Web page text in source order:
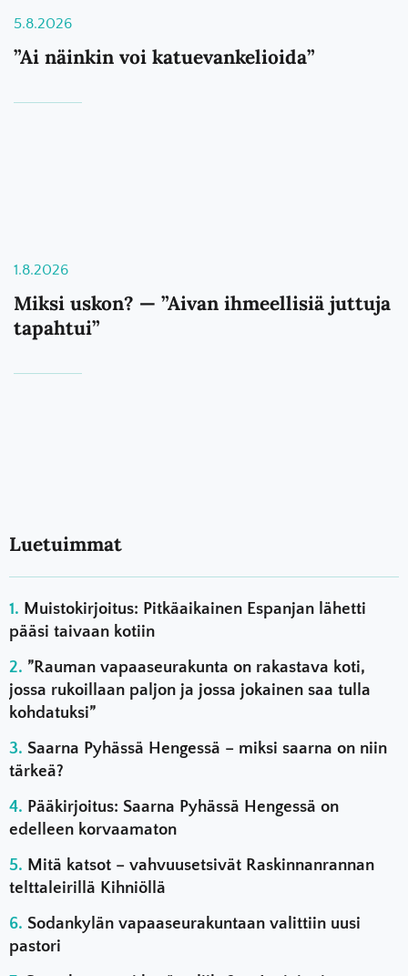
5.8.2026
”Ai näinkin voi katuevankelioida”
1.8.2026
Miksi uskon? — ”Aivan ihmeellisiä juttuja
tapahtui”
Luetuimmat
Muistokirjoitus: Pitkäaikainen Espanjan lähetti
pääsi taivaan kotiin
”Rauman vapaaseurakunta on rakastava koti,
jossa rukoillaan paljon ja jossa jokainen saa tulla
kohdatuksi”
Saarna Pyhässä Hengessä – miksi saarna on niin
tärkeä?
Pääkirjoitus: Saarna Pyhässä Hengessä on
edelleen korvaamaton
Mitä katsot – vahvuusetsivät Raskinnanrannan
telttaleirillä Kihniöllä
Sodankylän vapaaseurakuntaan valittiin uusi
pastori